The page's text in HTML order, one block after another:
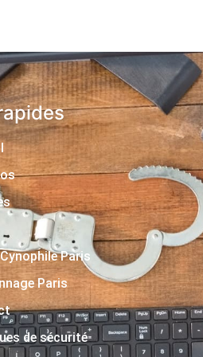
Paris
Paris
de sécurité